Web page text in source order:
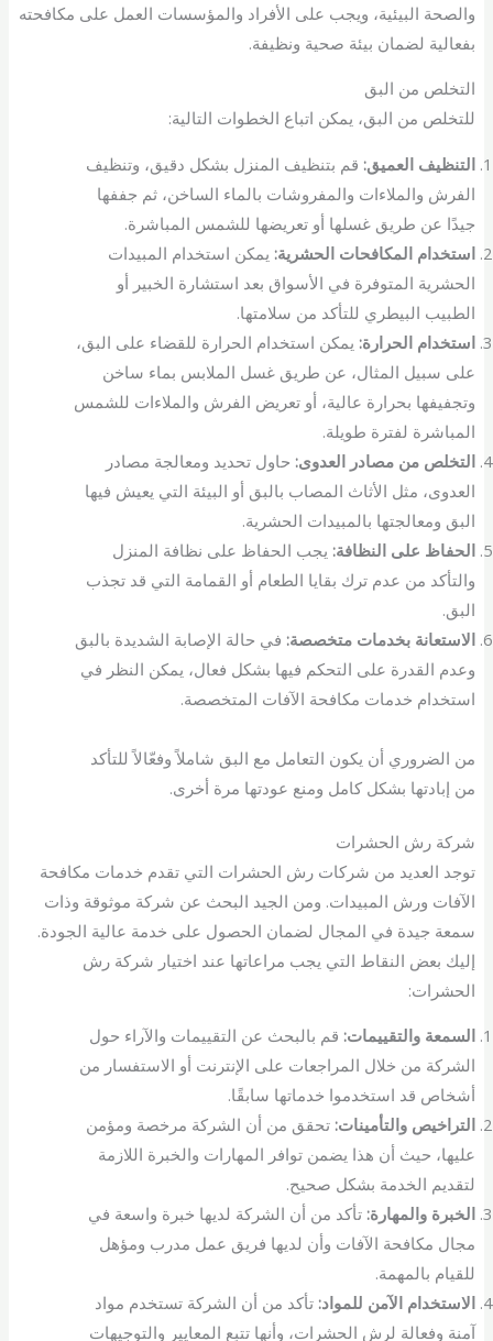
والصحة البيئية، ويجب على الأفراد والمؤسسات العمل على مكافحته
بفعالية لضمان بيئة صحية ونظيفة.
التخلص من البق
للتخلص من البق، يمكن اتباع الخطوات التالية:
التنظيف العميق: قم بتنظيف المنزل بشكل دقيق، وتنظيف
الفرش والملاءات والمفروشات بالماء الساخن، ثم جففها
جيدًا عن طريق غسلها أو تعريضها للشمس المباشرة.
استخدام المكافحات الحشرية: يمكن استخدام المبيدات
الحشرية المتوفرة في الأسواق بعد استشارة الخبير أو
الطبيب البيطري للتأكد من سلامتها.
استخدام الحرارة: يمكن استخدام الحرارة للقضاء على البق،
على سبيل المثال، عن طريق غسل الملابس بماء ساخن
وتجفيفها بحرارة عالية، أو تعريض الفرش والملاءات للشمس
المباشرة لفترة طويلة.
التخلص من مصادر العدوى: حاول تحديد ومعالجة مصادر
العدوى، مثل الأثاث المصاب بالبق أو البيئة التي يعيش فيها
البق ومعالجتها بالمبيدات الحشرية.
الحفاظ على النظافة: يجب الحفاظ على نظافة المنزل
والتأكد من عدم ترك بقايا الطعام أو القمامة التي قد تجذب
البق.
الاستعانة بخدمات متخصصة: في حالة الإصابة الشديدة بالبق
وعدم القدرة على التحكم فيها بشكل فعال، يمكن النظر في
استخدام خدمات مكافحة الآفات المتخصصة.
من الضروري أن يكون التعامل مع البق شاملاً وفعّالاً للتأكد
من إبادتها بشكل كامل ومنع عودتها مرة أخرى.
شركة رش الحشرات
توجد العديد من شركات رش الحشرات التي تقدم خدمات مكافحة
الآفات ورش المبيدات. ومن الجيد البحث عن شركة موثوقة وذات
سمعة جيدة في المجال لضمان الحصول على خدمة عالية الجودة.
إليك بعض النقاط التي يجب مراعاتها عند اختيار شركة رش
الحشرات:
السمعة والتقييمات: قم بالبحث عن التقييمات والآراء حول
الشركة من خلال المراجعات على الإنترنت أو الاستفسار من
أشخاص قد استخدموا خدماتها سابقًا.
التراخيص والتأمينات: تحقق من أن الشركة مرخصة ومؤمن
عليها، حيث أن هذا يضمن توافر المهارات والخبرة اللازمة
لتقديم الخدمة بشكل صحيح.
الخبرة والمهارة: تأكد من أن الشركة لديها خبرة واسعة في
مجال مكافحة الآفات وأن لديها فريق عمل مدرب ومؤهل
للقيام بالمهمة.
الاستخدام الآمن للمواد: تأكد من أن الشركة تستخدم مواد
آمنة وفعالة لرش الحشرات، وأنها تتبع المعايير والتوجيهات